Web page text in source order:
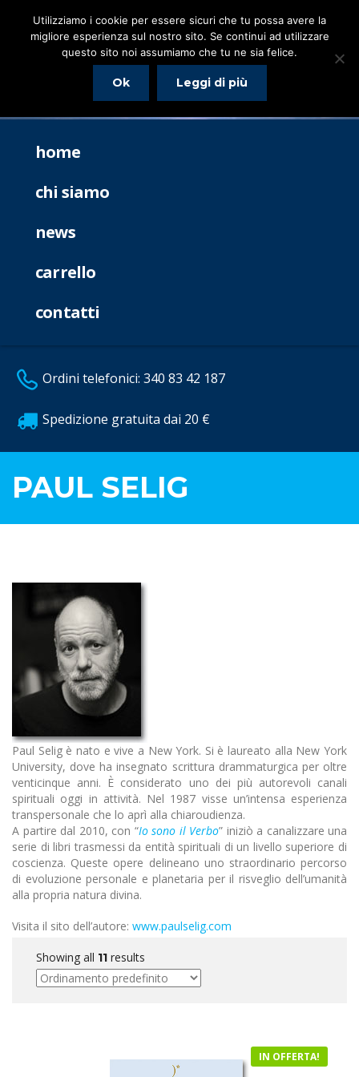
home
chi siamo
news
carrello
contatti
Ordini telefonici: 340 83 42 187
Spedizione gratuita dai 20 €
PAUL SELIG
Paul Selig è nato e vive a New York. Si è laureato alla New York
University, dove ha insegnato scrittura drammaturgica per oltre
venticinque anni. È considerato uno dei più autorevoli canali
spirituali oggi in attività. Nel 1987 visse un’intensa esperienza
transpersonale che lo aprì alla chiaroudienza.
A partire dal 2010, con “Io sono il Verbo” iniziò a canalizzare una
serie di libri trasmessi da entità spirituali di un livello superiore di
coscienza. Queste opere delineano uno straordinario percorso
di evoluzione personale e planetaria per il risveglio dell’umanità
alla propria natura divina.
Visita il sito dell’autore: www.paulselig.com
Showing all 11 results
IN OFFERTA!
Utilizziamo i cookie per essere sicuri che tu possa avere la
migliore esperienza sul nostro sito. Se continui ad utilizzare
questo sito noi assumiamo che tu ne sia felice.
Ok Leggi di più